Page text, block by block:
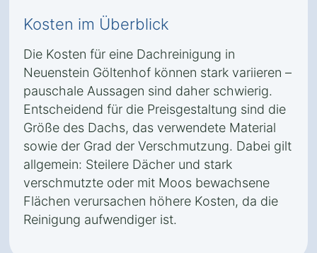
Kosten im Überblick
Die Kosten für eine Dachreinigung in
Neuenstein Göltenhof können stark variieren –
pauschale Aussagen sind daher schwierig.
Entscheidend für die Preisgestaltung sind die
Größe des Dachs, das verwendete Material
sowie der Grad der Verschmutzung. Dabei gilt
allgemein: Steilere Dächer und stark
verschmutzte oder mit Moos bewachsene
Flächen verursachen höhere Kosten, da die
Reinigung aufwendiger ist.